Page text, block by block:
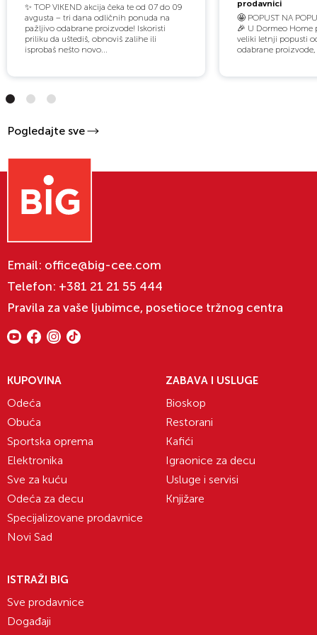
✨ TOP VIKEND akcija čeka te od 07 do 09
avgusta – tri dana odličnih ponuda na
pažljivo odabrane proizvode! Iskoristi
priliku da uštediš, obnoviš zalihe ili
isprobaš nešto novo...
prodavnici
🤩 POPUST NA
🎉 U Dormeo Home
veliki letnji popusti
odabrane proizvode,
Pogledajte sve
Email: office@big-cee.com
Telefon: +381 21 21 55 444
Pravila za vaše ljubimce, posetioce tržnog centra
KUPOVINA
Odeća
Obuća
Sportska oprema
Elektronika
Sve za kuću
Odeća za decu
Specijalizovane prodavnice
Novi Sad
ZABAVA I USLUGE
Bioskop
Restorani
Kafići
Igraonice za decu
Usluge i servisi
Knjižare
ISTRAŽI BIG
Sve prodavnice
Događaji